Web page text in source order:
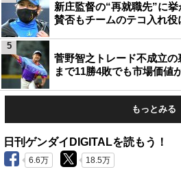
新庄監督の“再就職先”に
賛否もチームのテコ入れ役
菅野智之トレード不成立
まで11勝4敗でも市場価値
5
もっとみる
日刊ゲンダイDIGITALを読もう！
6.6万 18.5万